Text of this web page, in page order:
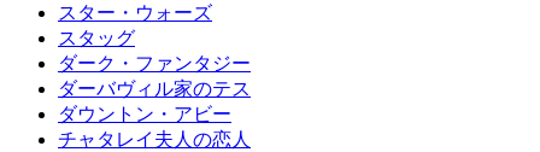
スター・ウォーズ
スタッグ
ダーク・ファンタジー
ダーバヴィル家のテス
ダウントン・アビー
チャタレイ夫人の恋人